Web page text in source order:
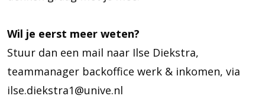
Wil je eerst meer weten?
Stuur dan een mail naar Ilse Diekstra,
teammanager backoffice werk & inkomen, via
ilse.diekstra1@unive.nl